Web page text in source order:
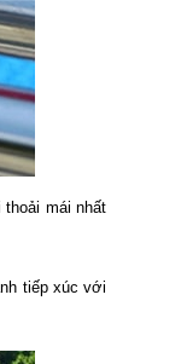
mái nhất
tiếp xúc với